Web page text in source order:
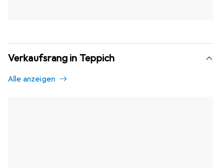
Verkaufsrang in Teppich
Alle anzeigen